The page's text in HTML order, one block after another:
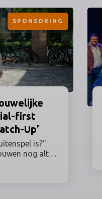
first
Up’
is?"
nog altijd
SPONSORING